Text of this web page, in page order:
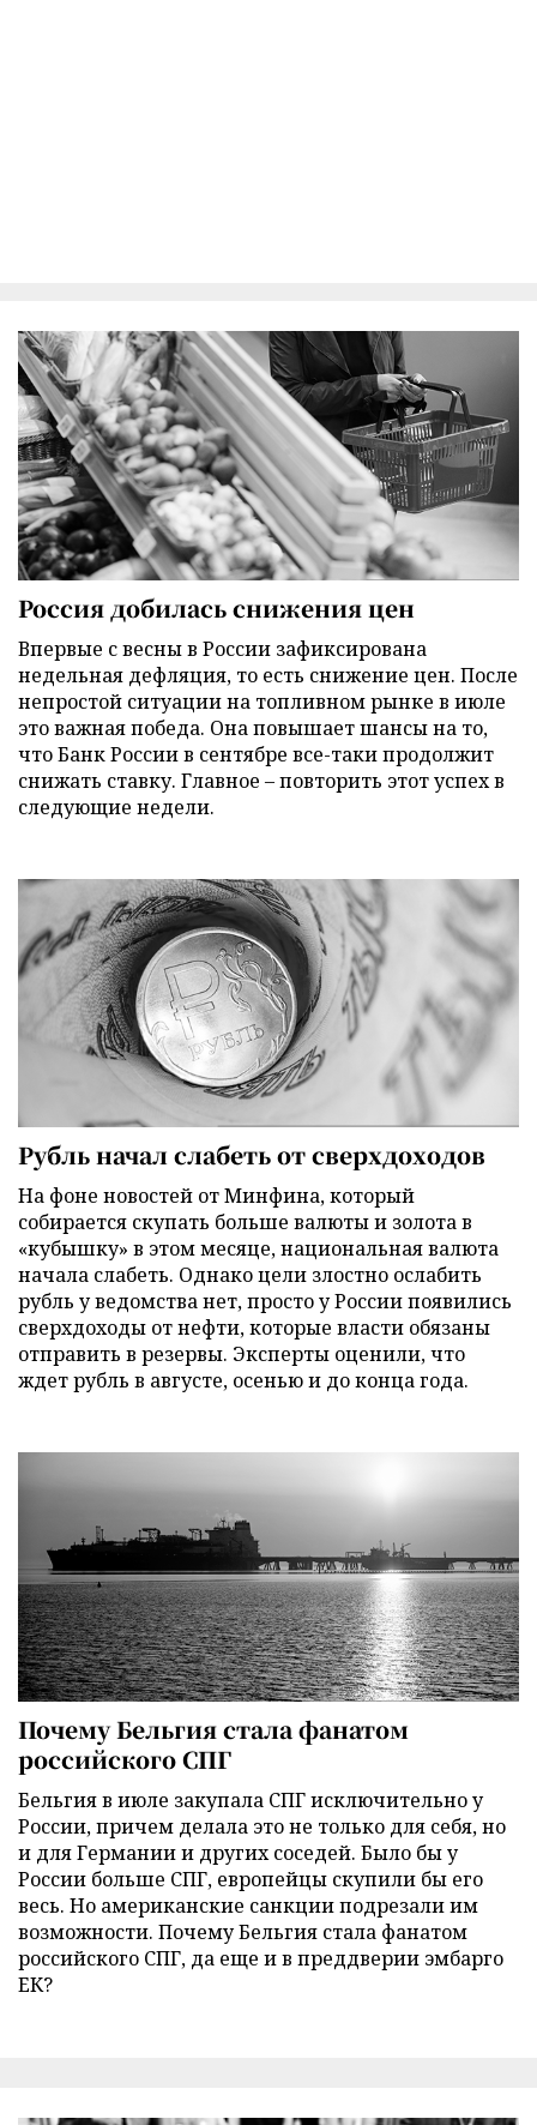
Россия добилась снижения цен
Впервые с весны в России зафиксирована
недельная дефляция, то есть снижение цен. После
непростой ситуации на топливном рынке в июле
это важная победа. Она повышает шансы на то,
что Банк России в сентябре все-таки продолжит
снижать ставку. Главное – повторить этот успех в
следующие недели.
Рубль начал слабеть от сверхдоходов
На фоне новостей от Минфина, который
собирается скупать больше валюты и золота в
«кубышку» в этом месяце, национальная валюта
начала слабеть. Однако цели злостно ослабить
рубль у ведомства нет, просто у России появились
сверхдоходы от нефти, которые власти обязаны
отправить в резервы. Эксперты оценили, что
ждет рубль в августе, осенью и до конца года.
Почему Бельгия стала фанатом
российского СПГ
Бельгия в июле закупала СПГ исключительно у
России, причем делала это не только для себя, но
и для Германии и других соседей. Было бы у
России больше СПГ, европейцы скупили бы его
весь. Но американские санкции подрезали им
возможности. Почему Бельгия стала фанатом
российского СПГ, да еще и в преддверии эмбарго
ЕК?